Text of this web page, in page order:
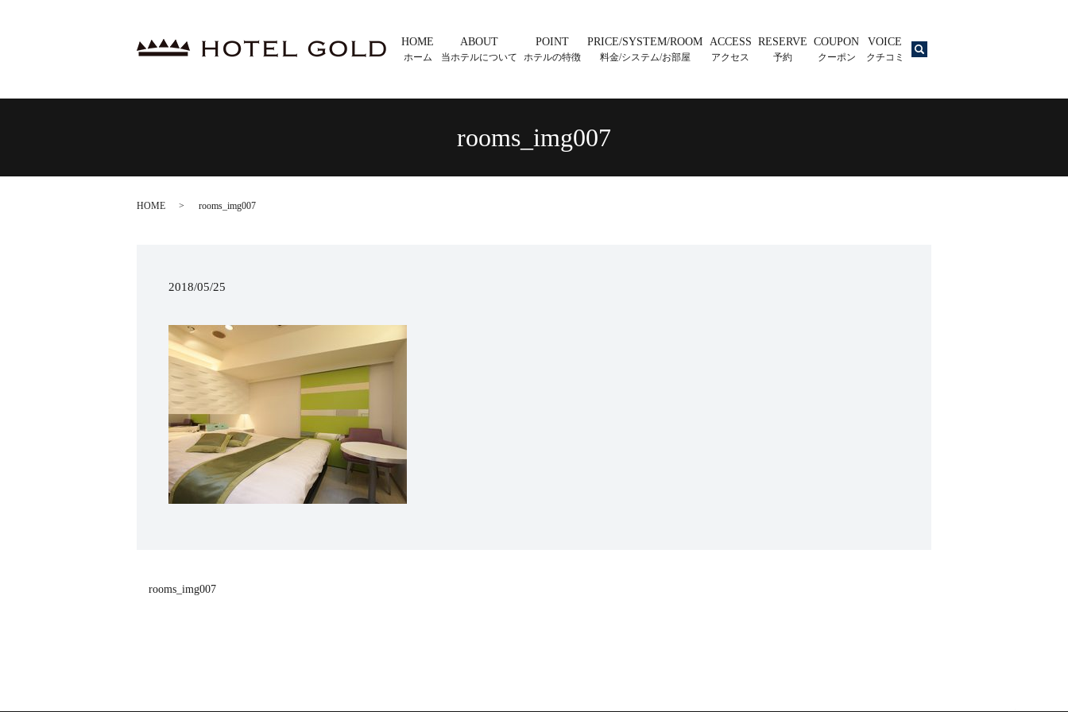
HOME
ホーム
ABOUT
当ホテルについて
POINT
ホテルの特徴
PRICE/SYSTEM/ROOM
料金/システム/お部屋
ACCESS
アクセス
RESERVE
予約
COUPON
クーポン
VOICE
クチコミ
rooms_img007
HOME rooms_img007
2018/05/25
rooms_img007